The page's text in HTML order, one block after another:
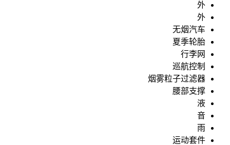
外
外
无烟汽车
夏季轮胎
行李网
巡航控制
烟雾粒子过滤器
腰部支撑
液
音
雨
运动套件